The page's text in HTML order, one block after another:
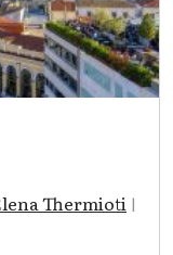
Thermioti |